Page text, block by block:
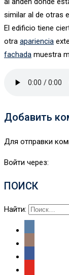
similar al de otras
El edificio tiene
otra apariencia
fachada muestra
Добавить
Для отправки
Войти через:
ПОИСК
Найти: